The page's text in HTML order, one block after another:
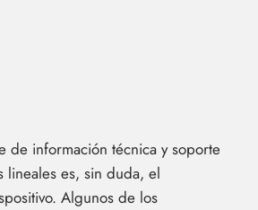
de información técnica y soporte
lineales es, sin duda, el
Algunos de los